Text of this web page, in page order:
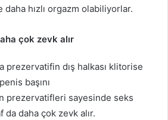
daha hızlı orgazm olabiliyorlar.
çok zevk alır
prezervatifin dış halkası klitorise
başını
prezervatifleri sayesinde seks
da daha çok zevk alır.